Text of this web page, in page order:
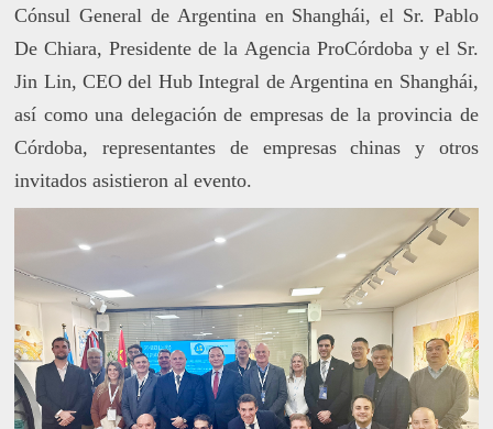
Cónsul General de Argentina en Shanghái, el Sr. Pablo
De Chiara, Presidente de la Agencia ProCórdoba y el Sr.
Jin Lin, CEO del Hub Integral de Argentina en Shanghái,
así como una delegación de empresas de la provincia de
Córdoba, representantes de empresas chinas y otros
invitados asistieron al evento.